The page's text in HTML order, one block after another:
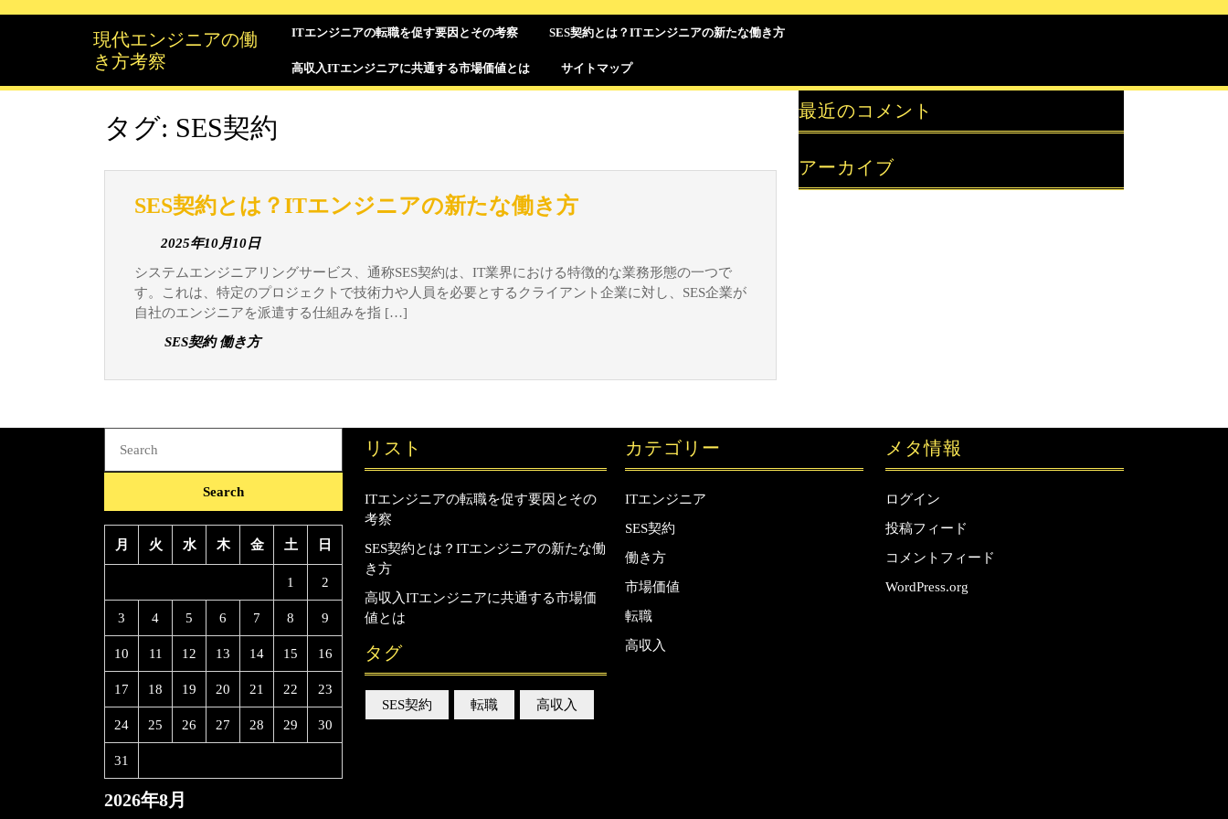
現代エンジニアの働
き方考察
ITエンジニアの転職を促す要因とその考察 SES契約とは？ITエンジニアの新たな働き方
高収入ITエンジニアに共通する市場価値とは サイトマップ
タグ: SES契約
SES契約とは？ITエンジニアの新たな働き方SES
と
は？
ン
ニ
新
な
き
2025年10月10日2025
10
月
10
日
システムエンジニアリングサービス、通称SES契約は、IT業界における特徴的な業務形態の一つで
す。これは、特定のプロジェクトで技術力や人員を必要とするクライアント企業に対し、SES企業が
自社のエンジニアを派遣する仕組みを指 […]
SES契約 働き方
最近のコメント
アーカイブ
for:
2026年8月
月 火 水 木 金 土 日
1 2
3 4 5 6 7 8 9
10 11 12 13 14 15 16
17 18 19 20 21 22 23
24 25 26 27 28 29 30
31
リスト
ITエンジニアの転職を促す要因とその
考察
SES契約とは？ITエンジニアの新たな働
き方
高収入ITエンジニアに共通する市場価
値とは
タグ
SES契約 転職 高収入
カテゴリー
ITエンジニア
SES契約
働き方
市場価値
転職
高収入
メタ情報
ログイン
投稿フィード
コメントフィード
WordPress.org